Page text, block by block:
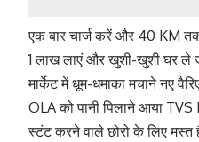
एक बार चार्ज करें और 40 KM
1 लाख लाएं और खुशी-खुशी घर
मार्केट में धूम-धमाका मचाने नए
OLA को पानी पिलाने आया
स्टंट करने वाले छोरो के लिए